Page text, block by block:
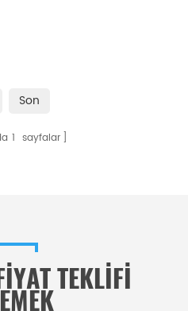
Son
1 sayfalar
TEKLIFI